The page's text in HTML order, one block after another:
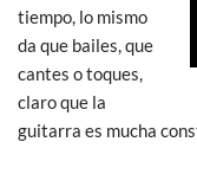
tiempo, lo mismo
da que bailes, que
cantes o toques,
claro que la
guitarra es mucha